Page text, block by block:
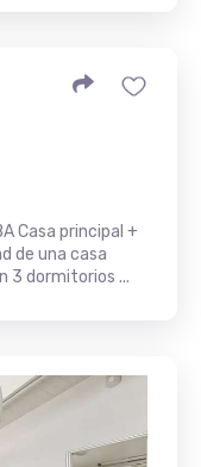
Casa principal +
de una casa
3 dormitorios ...